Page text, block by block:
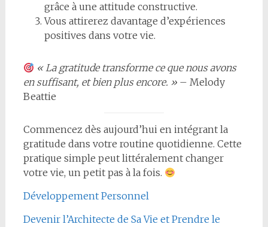
grâce à une attitude constructive.
Vous attirerez davantage d’expériences
positives dans votre vie.
« La gratitude transforme ce que nous avons
en suffisant, et bien plus encore. »– Melody
Beattie
Commencez dès aujourd’hui en intégrant la
gratitude dans votre routine quotidienne. Cette
pratique simple peut littéralement changer
votre vie, un petit pas à la fois.
Développement Personnel
Devenir l’Architecte de Sa Vie et Prendre le